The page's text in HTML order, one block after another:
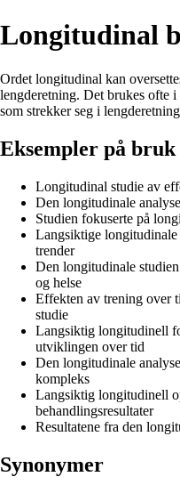
Longitudinal
Ordet longitudinal kan
lengderetning. Det brukes ofte
som strekker seg i
Eksempler på bruk
Longitudinal studie av
Den longitudinale
Studien fokuserte på
Langsiktige longitudinale
trender
Den longitudinale
og helse
Effekten av trening over
studie
Langsiktig longitudinell
utviklingen over tid
Den longitudinale
kompleks
Langsiktig longitudinell
behandlingsresultater
Resultatene fra den
Synonymer